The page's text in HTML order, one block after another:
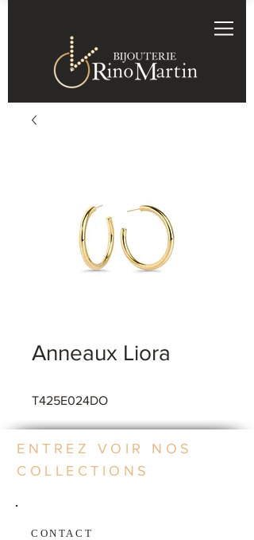
Anneaux Liora
T425E024DO
ENTREZ VOIR NOS
COLLECTIONS
CONTACT